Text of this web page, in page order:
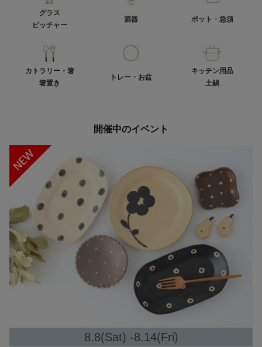
グラス
ピッチャー
酒器 ポット・急須
カトラリー・箸
箸置き
トレー・お盆
キッチン用品
土鍋
開催中のイベント
8.8(Sat) -8.14(Fri)